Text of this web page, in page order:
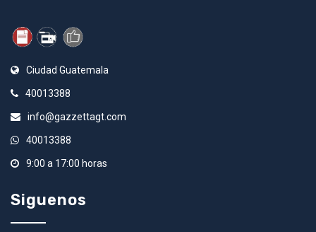
Ciudad Guatemala
40013388
info@gazzettagt.com
40013388
9:00 a 17:00 horas
Siguenos